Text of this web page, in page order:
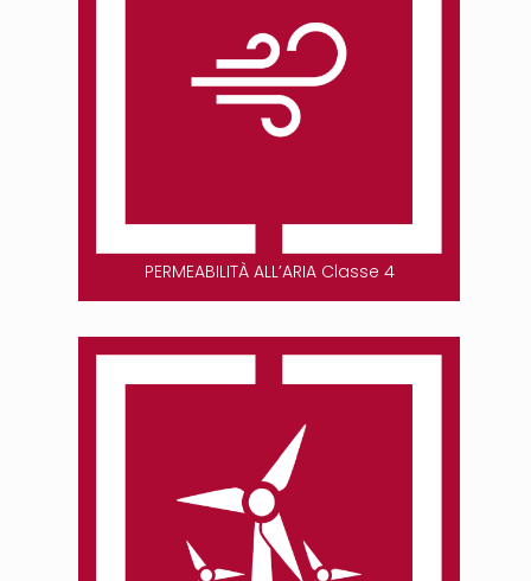
PERMEABILITÀ ALL’ARIA Classe 4